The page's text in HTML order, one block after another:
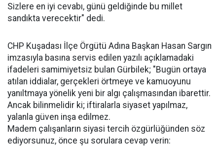
Sizlere en iyi cevabı, günü geldiğinde bu millet
sandıkta verecektir" dedi.
CHP Kuşadası İlçe Örgütü Adına Başkan Hasan Sargın
imzasıyla basına servis edilen yazılı açıklamadaki
ifadeleri samimiyetsiz bulan Gürbilek; "Bugün ortaya
atılan iddialar, gerçekleri örtmeye ve kamuoyunu
yanıltmaya yönelik yeni bir algı çalışmasından ibarettir.
Ancak bilinmelidir ki; iftiralarla siyaset yapılmaz,
yalanla güven inşa edilmez.
Madem çalışanların siyasi tercih özgürlüğünden söz
ediyorsunuz, önce şu sorulara cevap verin: